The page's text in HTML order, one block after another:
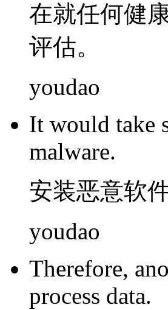
在就任何健
评估。
youdao
It would take
malware.
安装恶意软
youdao
Therefore,
process data.